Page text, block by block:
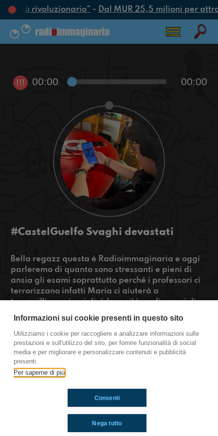
più rivoluzionario”- Dal MUR 25,5 milioni per
!!! 00:00 00:00
#CastelGuelfo Svaghi devastati
Bella regazz questa è Radioimmaginaria e oggi
parleremo di quanto sono stressanti e pieni di
ansia gli esami soprattutto perché i professori ci
terrorizzano infatti Maria ci aiuterà a
tranquillizzarci e ci dirà la verità sugli esami di
Se volete saperne di più cliccate qui!
https://www.radioimmaginaria.it
Castel Guelfo
Ti è piaciuto? Condividilo!
Informazioni sui cookie presenti in questo sito
Utilizziamo i cookie per raccogliere e analizzare informazioni sulle
prestazioni e sull'utilizzo del sito, per fornire funzionalità di social
media e per migliorare e personalizzare contenuti e pubblicità
presenti.
Per saperne di più
Nega tutto
Consenti